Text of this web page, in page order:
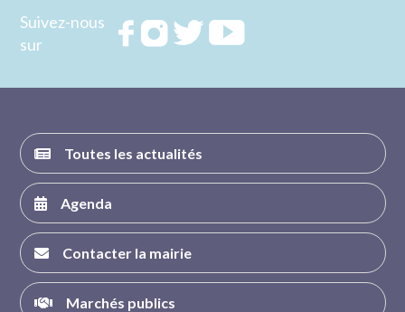
Suivez-nous
sur
RejoignezRejoignezRejoignez
Toutes les actualités
Agenda
Contacter la mairie
Marchés publics